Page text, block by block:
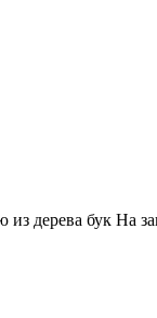
дерева бук На